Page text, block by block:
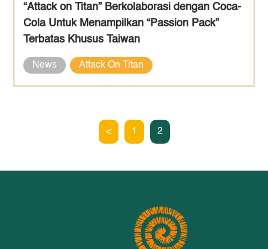
“Attack on Titan” Berkolaborasi dengan Coca-
Cola Untuk Menampilkan “Passion Pack”
Terbatas Khusus Taiwan
News Attack On Titan
< 1 2